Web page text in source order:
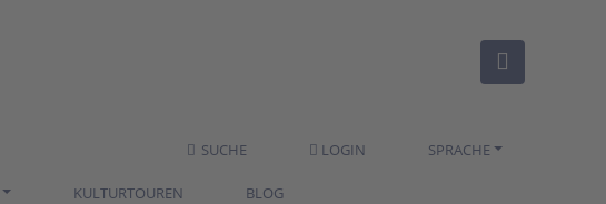
SUCHE LOGIN SPRACHE
KULTURTOUREN BLOG